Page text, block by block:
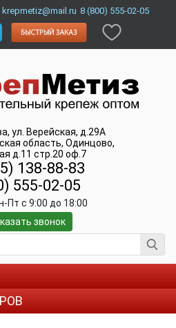
krepmetiz@mail.ru 8 (800) 555-02-05
, ул. Верейская, д.29А
область, Одинцово,
д.11 стр.20 оф.7
138-88-83
555-02-05
Пт c 9:00 до 18:00
звонок